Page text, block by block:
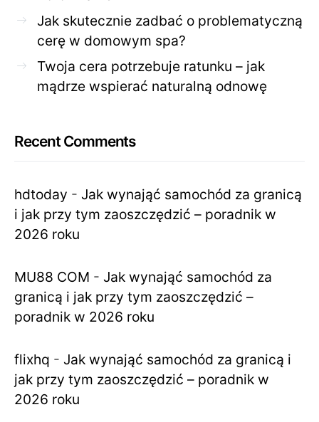
Jak skutecznie zadbać o problematyczną
cerę w domowym spa?
Twoja cera potrzebuje ratunku – jak
mądrze wspierać naturalną odnowę
Recent Comments
hdtoday - Jak wynająć samochód za granicą
i jak przy tym zaoszczędzić – poradnik w
2026 roku
MU88 COM - Jak wynająć samochód za
granicą i jak przy tym zaoszczędzić –
poradnik w 2026 roku
flixhq - Jak wynająć samochód za granicą i
jak przy tym zaoszczędzić – poradnik w
2026 roku